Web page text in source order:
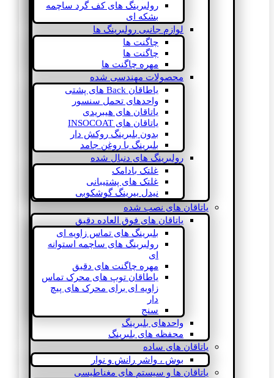
رولبرینگ های کف گرد ساچمه
بشکه ای
لوازم جانبی رولبرینگ ها
چاگنت ها
چاگنت ها
مهره چاگنت ها
محصولات مهندسی شده
یاطاقان Back های پشتی
واحدهای تحمل سنسور
یاتاقان های هیبریدی
یاتاقان های INSOCOAT
بدون بلبرینگ روکش دار
بلبرینگ با روغن جامد
رولبرینگ های دنبال شده
غلتک بادامک
غلتک های پشتیبانی
نیدل بیرینگ گوشکوبی
یاتاقان های نصب شده
یاتاقان های فوق العاده دقیق
بلبرینگ های تماس زاویه ای
رولبرینگ های ساچمه استوانه
ای
مهره چاگنت های دقیق
یاطاقان توپ های محرک تماس
زاویه ای برای محرک های پیچ
دار
سنج
واحدهای بلبرینگ
محفظه های بلبرینگ
یاتاقان های ساده
بوش ، واشر رانش و نوار
یاتاقان ها و سیستم های مغناطیسی